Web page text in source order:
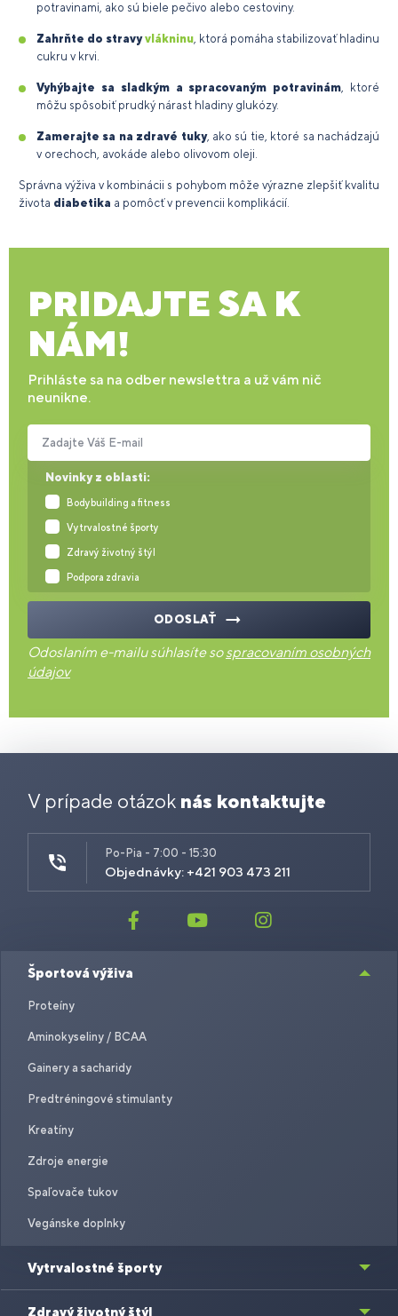
potravinami, ako sú biele pečivo alebo cestoviny.
Zahrňte do stravyvlákninu, ktorá pomáha stabilizovať hladinu
cukru v krvi.
Vyhýbajte sa sladkým a spracovaným potravinám, ktoré
môžu spôsobiť prudký nárast hladiny glukózy.
Zamerajte sa na zdravé tuky, ako sú tie, ktoré sa nachádzajú
v orechoch, avokáde alebo olivovom oleji.
Správna výživa v kombinácii s pohybom môže výrazne zlepšiť kvalitu
života diabetika a pomôcť v prevencii komplikácií.
PRIDAJTE SA K
NÁM!
Prihláste sa na odber newslettra a už vám nič
neunikne.
Novinky z oblasti:
Bodybuilding a fitness
Vytrvalostné športy
Zdravý životný štýl
Podpora zdravia
Zadajte Váš E-mail
ODOSLAŤ
Odoslaním e-mailu súhlasíte sospracovaním osobných
údajov
V prípade otázok nás kontaktujte
Po-Pia - 7:00 - 15:30
Objednávky: +421 903 473 211
Športová výživa
Proteíny
Aminokyseliny / BCAA
Gainery a sacharidy
Predtréningové stimulanty
Kreatíny
Zdroje energie
Spaľovače tukov
Vegánske doplnky
Vytrvalostné športy
Zdravý životný štýl